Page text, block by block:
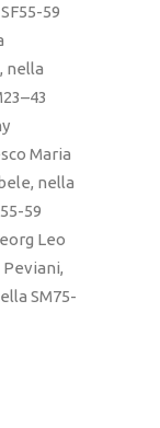
59
nella
Maria
nella
59
Leo
SM75-